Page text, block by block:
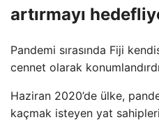
artırmayı
Pandemi sırasında Fiji
cennet olarak
Haziran 2020’de ülke,
kaçmak isteyen yat